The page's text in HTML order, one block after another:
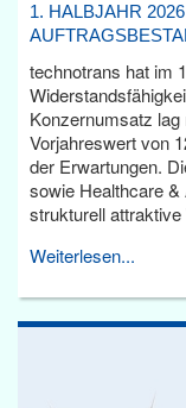
1. HALBJAHR
technotrans hat im
Konzernumsatz
Vorjahreswert von
der Erwartungen.
sowie Healthcare
strukturell
Weiterlesen...